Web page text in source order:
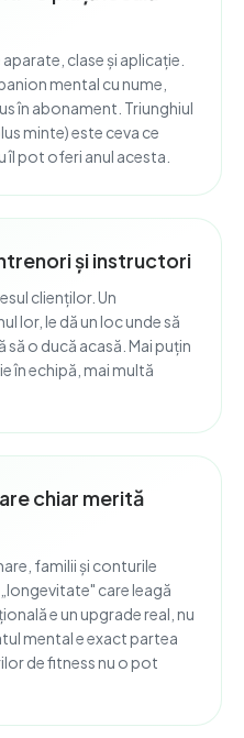
clase și aplicație.
mental cu nume,
în abonament. Triunghiul
minte) este ceva ce
pot oferi anul acesta.
și instructori
clienților. Un
lor, le dă un loc unde să
o ducă acasă. Mai puțin
în echipă, mai multă
chiar merită
familii și conturile
care leagă
e un upgrade real, nu
mental e exact partea
de fitness nu o pot